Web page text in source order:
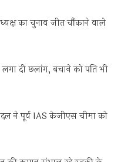
का चुनाव जीत चौंकाने वाले
दी छलांग, बचाने को पति भी
ने पूर्व IAS केजीएस चीमा को